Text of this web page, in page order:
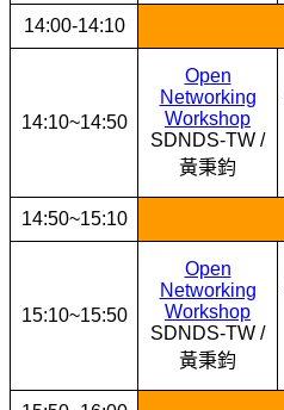
14:00-14:10
14:10~14:50
Open
Networking
Workshop
SDNDS-TW /
黃秉鈞
14:50~15:10
15:10~15:50
Open
Networking
Workshop
SDNDS-TW /
黃秉鈞